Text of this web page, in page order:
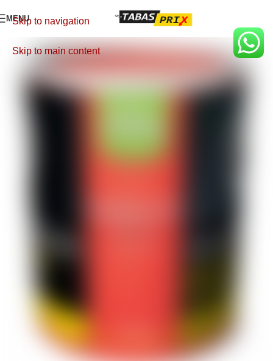
Skip to navigation
Skip to main content
MENU